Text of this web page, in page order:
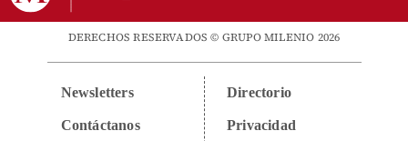
DERECHOS RESERVADOS © GRUPO MILENIO 2026
Newsletters
Contáctanos
Directorio
Privacidad